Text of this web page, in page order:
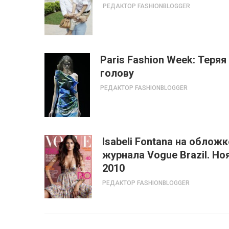
РЕДАКТОР FASHIONBLOGGER
Paris Fashion Week: Теряя
голову
РЕДАКТОР FASHIONBLOGGER
Isabeli Fontana на
журнала Vogue Brazil.
2010
РЕДАКТОР FASHIONBLOGGER